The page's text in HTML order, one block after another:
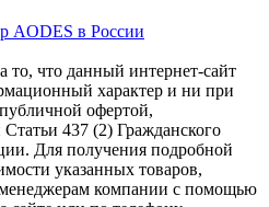
AODES в России
что данный интернет-сайт
характер и ни при
офертой,
437 (2) Гражданского
Для получения подробной
указанных товаров,
компании с помощью